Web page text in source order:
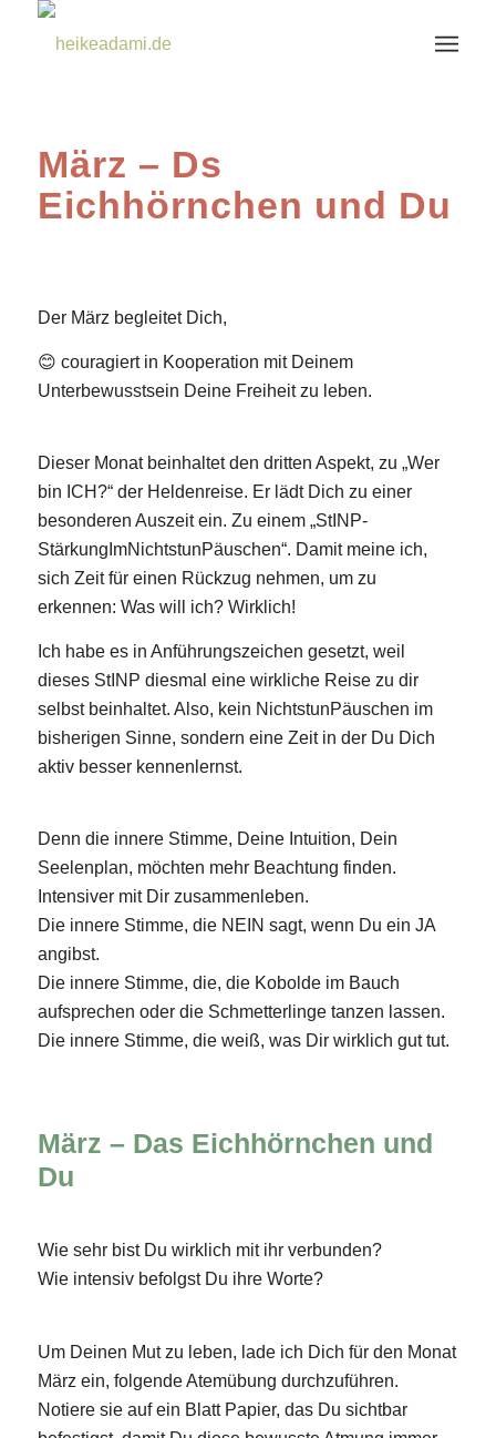
März – Ds
Eichhörnchen und Du
Der März begleitet Dich,
😊 couragiert in Kooperation mit Deinem
Unterbewusstsein Deine Freiheit zu leben.
Dieser Monat beinhaltet den dritten Aspekt, zu „Wer
bin ICH?“ der Heldenreise. Er lädt Dich zu einer
besonderen Auszeit ein. Zu einem „StINP-
StärkungImNichtstunPäuschen“. Damit meine ich,
sich Zeit für einen Rückzug nehmen, um zu
erkennen: Was will ich? Wirklich!
Ich habe es in Anführungszeichen gesetzt, weil
dieses StINP diesmal eine wirkliche Reise zu dir
selbst beinhaltet. Also, kein NichtstunPäuschen im
bisherigen Sinne, sondern eine Zeit in der Du Dich
aktiv besser kennenlernst.
Denn die innere Stimme, Deine Intuition, Dein
Seelenplan, möchten mehr Beachtung finden.
Intensiver mit Dir zusammenleben.
Die innere Stimme, die NEIN sagt, wenn Du ein JA
angibst.
Die innere Stimme, die, die Kobolde im Bauch
aufsprechen oder die Schmetterlinge tanzen lassen.
Die innere Stimme, die weiß, was Dir wirklich gut tut.
März – Das Eichhörnchen und
Du
Wie sehr bist Du wirklich mit ihr verbunden?
Wie intensiv befolgst Du ihre Worte?
Um Deinen Mut zu leben, lade ich Dich für den Monat
März ein, folgende Atemübung durchzuführen.
Notiere sie auf ein Blatt Papier, das Du sichtbar